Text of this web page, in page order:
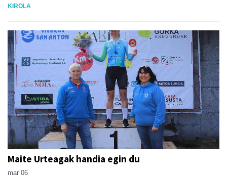
KIROLA
Maite Urteagak handia egin du
mar 06